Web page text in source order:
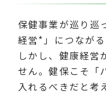
保健事業が巡り巡
経営*」につながる
しかし、健康経営
せん。健保こそ「
入れるべきだと考